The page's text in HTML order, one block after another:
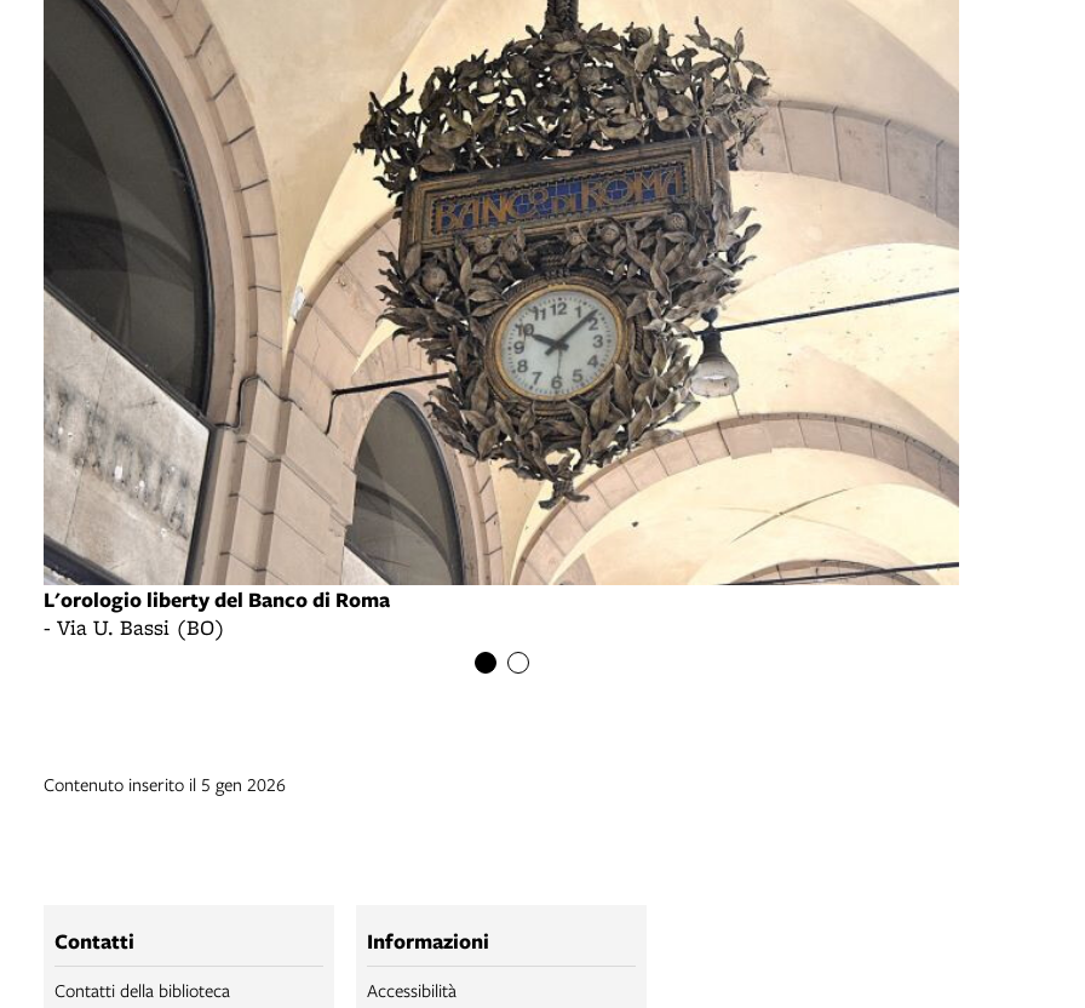
L'orologio liberty del Banco di Roma
- Via U. Bassi (BO)
Contenuto inserito il 5 gen 2026
Contatti
Contatti della biblioteca
Informazioni
Accessibilità